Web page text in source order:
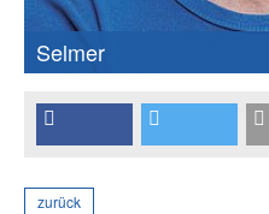
Selmer
zurück